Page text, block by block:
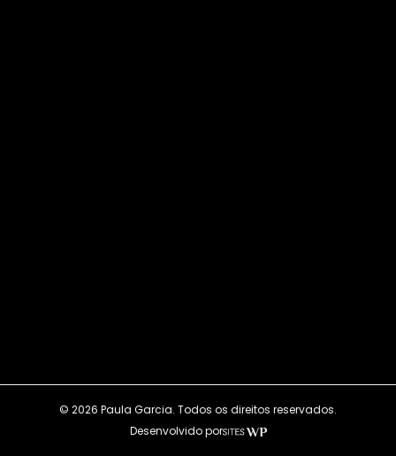
© 2026 Paula Garcia. Todos os direitos reservados.
Desenvolvido porSitesWP